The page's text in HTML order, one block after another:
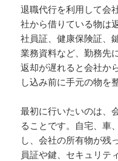
退職代行を利用して会
社から借りている物は
社員証、健康保険証、
業務資料など、勤務先
返却が遅れると会社か
し込み前に手元の物を
最初に行いたいのは、
ることです。自宅、車
し、会社の所有物が残
員証や鍵、セキュリテ